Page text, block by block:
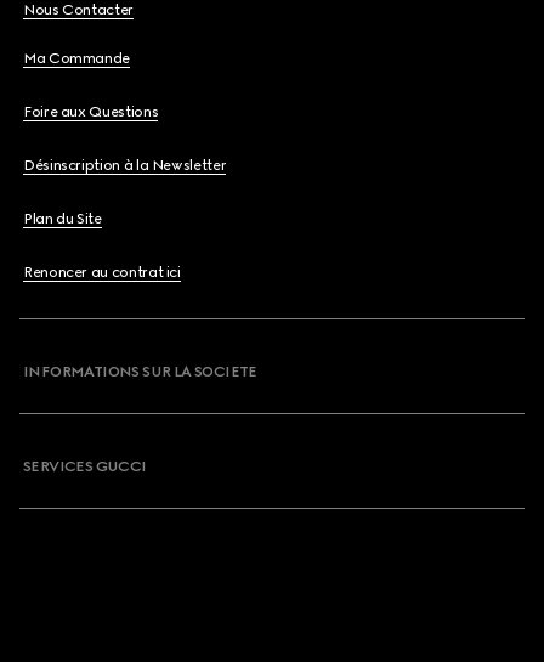
Nous Contacter
Ma Commande
Foire aux Questions
Désinscription à la Newsletter
Plan du Site
Renoncer au contrat ici
INFORMATIONS SUR LA SOCIETE
SERVICES GUCCI